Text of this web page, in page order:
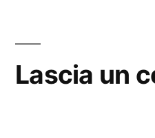
Lascia un